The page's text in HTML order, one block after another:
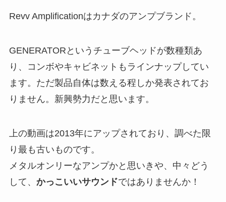
Revv Amplificationはカナダのアンプブランド。
GENERATORというチューブヘッドが数種類あ
り、コンボやキャビネットもラインナップしてい
ます。ただ製品自体は数える程しか発表されてお
りません。新興勢力だと思います。
上の動画は2013年にアップされており、調べた限
り最も古いものです。
メタルオンリーなアンプかと思いきや、中々どう
して、 かっこいいサウンドではありませんか！